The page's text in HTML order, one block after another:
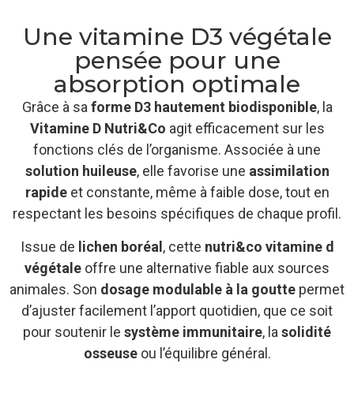
Une vitamine D3 végétale
pensée pour une
absorption optimale
Grâce à saforme D3 hautement biodisponible, la
Vitamine D Nutri&Co agit efficacement sur les
fonctions clés de l’organisme. Associée à une
solution huileuse, elle favorise une assimilation
rapideet constante, même à faible dose, tout en
respectant les besoins spécifiques de chaque profil.
Issue de lichen boréal, cette nutri&co vitamine d
végétale offre une alternative fiable aux sources
animales. Son dosage modulable à la goutte permet
d’ajuster facilement l’apport quotidien, que ce soit
pour soutenir le système immunitaire, la solidité
osseuseou l’équilibre général.